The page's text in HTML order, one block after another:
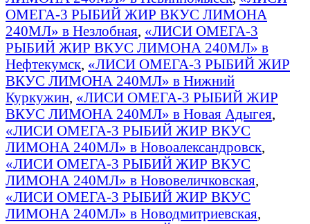
ОМЕГА-3 РЫБИЙ ЖИР ВКУС ЛИМОНА
240МЛ» в Незлобная, «ЛИСИ ОМЕГА-3
РЫБИЙ ЖИР ВКУС ЛИМОНА 240МЛ» в
Нефтекумск, «ЛИСИ ОМЕГА-3 РЫБИЙ ЖИР
ВКУС ЛИМОНА 240МЛ» в Нижний
Куркужин, «ЛИСИ ОМЕГА-3 РЫБИЙ ЖИР
ВКУС ЛИМОНА 240МЛ» в Новая Адыгея,
«ЛИСИ ОМЕГА-3 РЫБИЙ ЖИР ВКУС
ЛИМОНА 240МЛ» в Новоалександровск,
«ЛИСИ ОМЕГА-3 РЫБИЙ ЖИР ВКУС
ЛИМОНА 240МЛ» в Нововеличковская,
«ЛИСИ ОМЕГА-3 РЫБИЙ ЖИР ВКУС
ЛИМОНА 240МЛ» в Новодмитриевская,